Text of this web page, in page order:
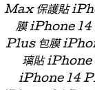
Max 保護貼
膜 iPhone 14
Plus 包膜
璃貼 iPhone
iPhone 14